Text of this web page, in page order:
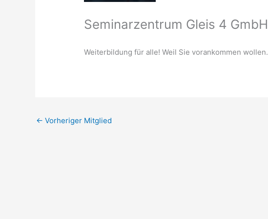
Seminarzentrum Gleis 4 GmbH
Weiterbildung für alle! Weil Sie vorankommen wollen.
← Vorheriger Mitglied